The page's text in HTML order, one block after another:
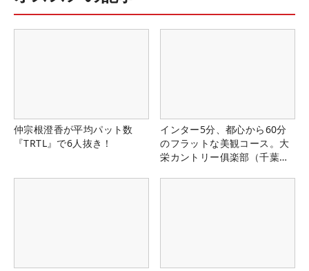
仲宗根澄香が平均パット数
『TRTL』で6人抜き！
インター5分、都心から60分
のフラットな美観コース。大
栄カントリー俱楽部（千葉